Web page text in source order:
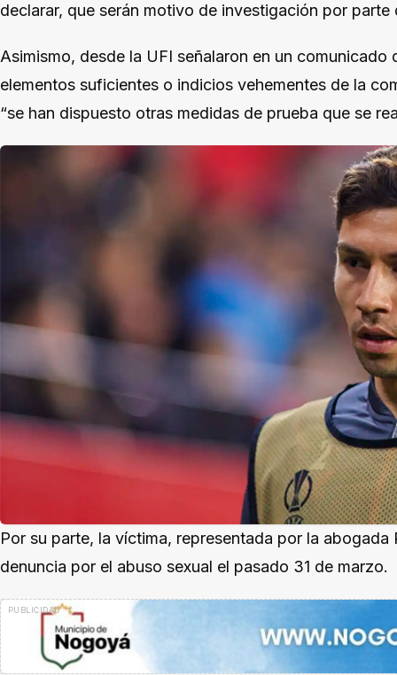
declarar, que serán motivo de investigación por parte
Asimismo, desde la UFI señalaron en un comunicado
elementos suficientes o indicios vehementes de la
“se han dispuesto otras medidas de prueba que se
Por su parte, la víctima, representada por la
denuncia por el abuso sexual el pasado 31 de marzo.